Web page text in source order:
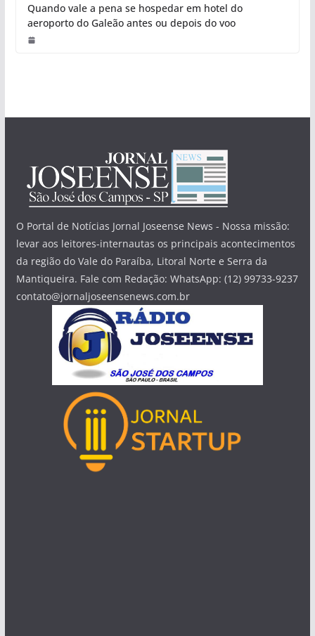
Quando vale a pena se hospedar em hotel do
aeroporto do Galeão antes ou depois do voo
O Portal de Notícias Jornal Joseense News - Nossa missão:
levar aos leitores-internautas os principais acontecimentos
da região do Vale do Paraíba, Litoral Norte e Serra da
Mantiqueira. Fale com Redação: WhatsApp: (12) 99733-9237
contato@jornaljoseensenews.com.br